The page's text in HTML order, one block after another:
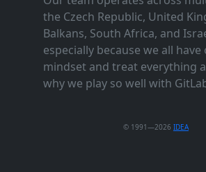
the Czech Republic, United
Balkans, South Africa, and
especially because we all have
mindset and treat everything
why we play so well with
© 1991—2026 IDEA